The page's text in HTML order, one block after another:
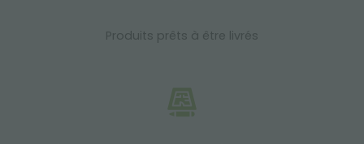
Produits prêts à être livrés